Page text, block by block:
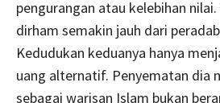
pengurangan atau kelebihan
dirham semakin jauh dari
Kedudukan keduanya hanya
uang alternatif. Penyematan dia
sebagai warisan Islam bukan